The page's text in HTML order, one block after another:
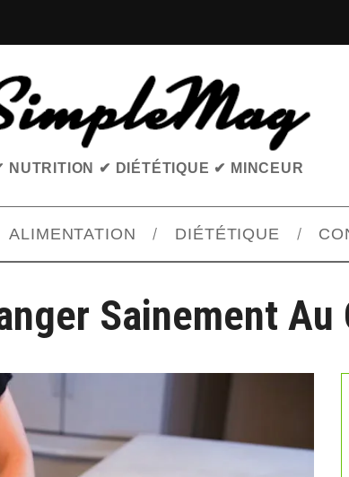
NUTRITION ✔ DIÉTÉTIQUE ✔ MINCEUR
ALIMENTATION DIÉTÉTIQUE
Sainement Au